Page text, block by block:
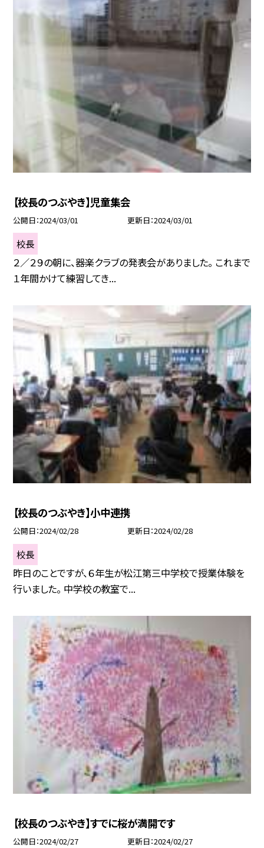
【校長のつぶやき】児童集会
公開日 2024/03/01 更新日 2024/03/01
校長
２／２９の朝に、器楽クラブの発表会がありました。 これまで
１年間かけて練習してき...
【校長のつぶやき】小中連携
公開日 2024/02/28 更新日 2024/02/28
校長
昨日のことですが、６年生が松江第三中学校で授業体験を
行いました。 中学校の教室で...
【校長のつぶやき】すでに桜が満開です
公開日 2024/02/27 更新日 2024/02/27